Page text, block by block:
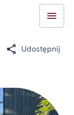
Udostępnij